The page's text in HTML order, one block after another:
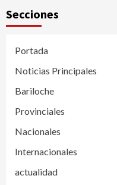
Secciones
Portada
Noticias Principales
Bariloche
Provinciales
Nacionales
Internacionales
actualidad